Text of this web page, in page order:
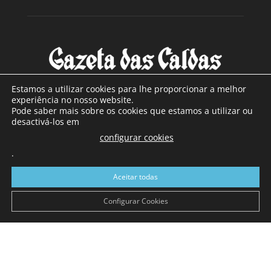
SOBRE NÓS
Com sede nas Caldas da Rainha e mais de 90 anos de
a sul de distrito de Leiria, com mais de 40.000 leitores por
toda a região Oeste. Jornal com distribuição em Portugal
Continental e assinatura online.
Estamos a utilizar cookies para lhe proporcionar a melhor
experiência no nosso website.
Pode saber mais sobre os cookies que estamos a utilizar ou
desactivá-los em
configurar cookies
.
Aceitar todas
Configurar Cookies